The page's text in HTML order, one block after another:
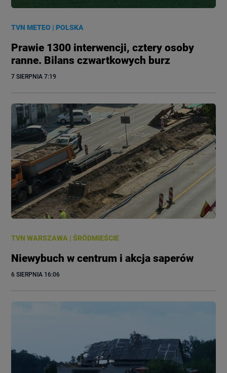
TVN METEO |POLSKA
Prawie 1300 interwencji, cztery osoby
ranne. Bilans czwartkowych burz
7 SIERPNIA 7:19
TVN WARSZAWA |ŚRÓDMIEŚCIE
Niewybuch w centrum i akcja saperów
6 SIERPNIA 16:06